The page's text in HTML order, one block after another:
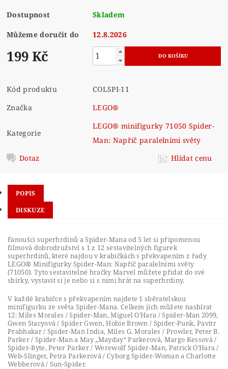
Dostupnost Skladem
Můžeme doručit do 12.8.2026
199 Kč
Kód produktu
COLSPI-11
Značka
LEGO®
Kategorie
LEGO® minifigurky 71050 Spider-
Man: Napříč paralelními světy
Dotaz
Hlídat cenu
POPIS
DISKUZE
Fanoušci superhrdinů a Spider-Mana od 5 let si připomenou
filmová dobrodružství s 1 z 12 sestavitelných figurek
superhrdinů, které najdou v krabičkách s překvapením z řady
LEGO® Minifigurky Spider-Man: Napříč paralelními světy
(71050). Tyto sestavitelné hračky Marvel můžete přidat do své
sbírky, vystavit si je nebo si s nimi hrát na superhrdiny.
V každé krabičce s překvapením najdete 1 sběratelskou
minifigurku ze světa Spider-Mana. Celkem jich můžete nasbírat
12: Miles Morales / Spider-Man, Miguel O'Hara / Spider-Man 2099,
Gwen Stacyová / Spider Gwen, Hobie Brown / Spider-Punk, Pavitr
Prabhakar / Spider-Man India, Miles G. Morales / Prowler, Peter B.
Parker / Spider-Man a May „Mayday“ Parkerová, Margo Kessová /
Spider-Byte, Peter Parker / Werewolf Spider-Man, Patrick O'Hara /
Web-Slinger, Petra Parkerová / Cyborg Spider-Woman a Charlotte
Webberová / Sun-Spider.